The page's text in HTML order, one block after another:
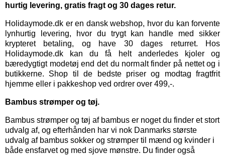
hurtig levering, gratis fragt og 30 dages retur.
Holidaymode.dk er en dansk webshop, hvor du kan forvente
lynhurtig levering, hvor du trygt kan handle med sikker
krypteret betaling, og have 30 dages returret. Hos
Holidaymode.dk kan du få helt anderledes kjoler og
bæredygtigt modetøj end det du normalt finder på nettet og i
butikkerne. Shop til de bedste priser og modtag fragtfrit
hjemme eller i pakkeshop ved ordrer over 499,-.
Bambus strømper og tøj.
Bambus strømper og tøj af bambus er noget du finder et stort
udvalg af, og efterhånden har vi nok Danmarks største
udvalg af bambus sokker og strømper til mænd og kvinder i
både ensfarvet og med sjove mønstre. Du finder også